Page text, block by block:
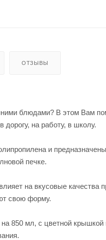
ОТЗЫВЫ
блюдами? В этом Вам
дорогу, на работу, в школу.
и
печке.
на вкусовые качества
свою форму.
850 мл, с цветной крышкой